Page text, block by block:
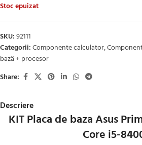
Stoc epuizat
SKU:92111
Categorii:Componente calculator,
bază + procesor
Share:
Descriere
KIT Placa de baza Asus
Core i5-